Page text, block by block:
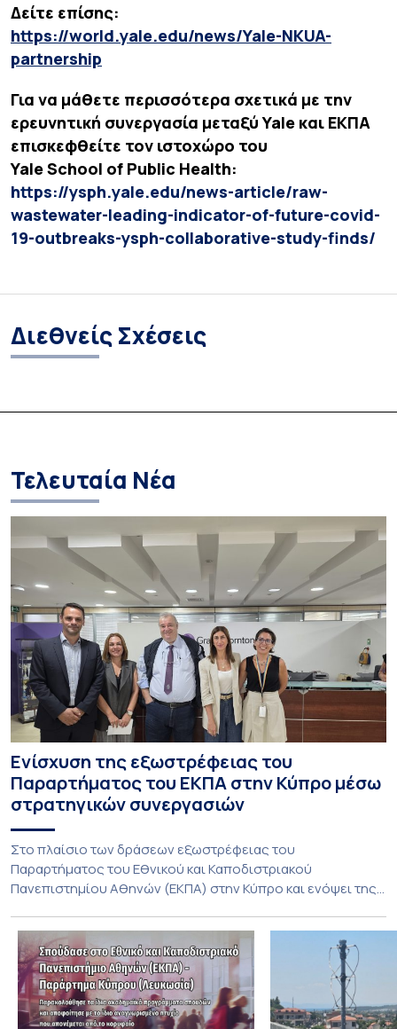
Δείτε επίσης:
https://world.yale.edu/news/Yale-NKUA-
partnership
Για να μάθετε περισσότερα σχετικά με την
ερευνητική συνεργασία μεταξύ Yale και ΕΚΠΑ
επισκεφθείτε τον ιστοχώρο του
Yale School of Public Health:
https://ysph.yale.edu/news-article/raw-
wastewater-leading-indicator-of-future-covid-
19-outbreaks-ysph-collaborative-study-finds/
Διεθνείς Σχέσεις
Τελευταία Νέα
Ενίσχυση της εξωστρέφειας του
Παραρτήματος του ΕΚΠΑ στην Κύπρο μέσω
στρατηγικών συνεργασιών
Στο πλαίσιο των δράσεων εξωστρέφειας του
Παραρτήματος του Εθνικού και Καποδιστριακού
Πανεπιστημίου Αθηνών (ΕΚΠΑ) στην Κύπρο και ενόψει της
Τμήματος Οικονομικών Επιστημών και του Τμήματος
Διοίκησης Επιχειρήσεων και Οργανισμών τον Σεπτέμβριο
του 2026, ο Κοσμήτορας της Σχολής Οικονομικών και
Πολιτικών Επιστημών, Καθηγητής Νικόλαος Ηρειώτης, και ο
Πρόεδρος του Τμήματος […]